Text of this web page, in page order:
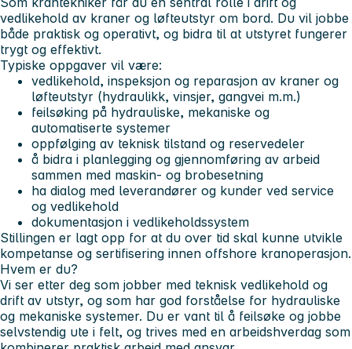
vedlikehold av kraner og løfteutstyr om bord. Du vil jobbe
både praktisk og operativt, og bidra til at utstyret fungerer
trygt og effektivt.
Typiske oppgaver vil være:
vedlikehold, inspeksjon og reparasjon av kraner og
løfteutstyr (hydraulikk, vinsjer, gangvei m.m.)
feilsøking på hydrauliske, mekaniske og
automatiserte systemer
oppfølging av teknisk tilstand og reservedeler
å bidra i planlegging og gjennomføring av arbeid
sammen med maskin- og brobesetning
ha dialog med leverandører og kunder ved service
og vedlikehold
dokumentasjon i vedlikeholdssystem
Stillingen er lagt opp for at du over tid skal kunne utvikle
kompetanse og sertifisering innen offshore kranoperasjon.
Hvem er du?
Vi ser etter deg som jobber med teknisk vedlikehold og
drift av utstyr, og som har god forståelse for hydrauliske
og mekaniske systemer. Du er vant til å feilsøke og jobbe
selvstendig ute i felt, og trives med en arbeidshverdag som